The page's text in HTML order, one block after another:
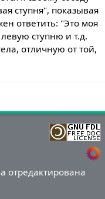
ступня", показывая
ответить: "Это моя
ступню и т.д.
отличную от той,
отредактирована